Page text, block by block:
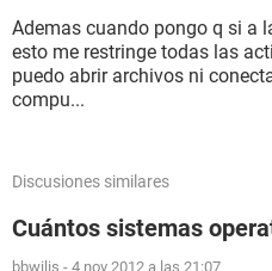
Ademas cuando pongo q si a
esto me restringe todas las
puedo abrir archivos ni
compu...
Discusiones similares
Cuántos sistemas
bbwilis - 4 nov 2012 a las 21:07